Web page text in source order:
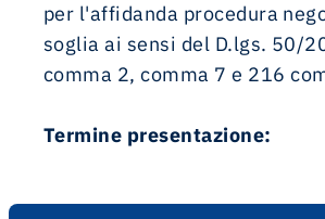
per l'affidanda procedura
soglia ai sensi del D.lgs. 50/
comma 2, comma 7 e 216
Termine presentazione: